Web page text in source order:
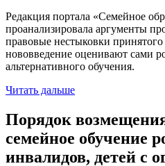
Редакция портала «Семейное
проанализировала аргументы
правовые нестыковки
нововведение оценивают сами
альтернативного обучения.
Читать дальше
Порядок
семейное обучение
инвалидов, детей с